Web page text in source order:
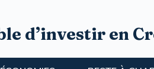
d’investir en